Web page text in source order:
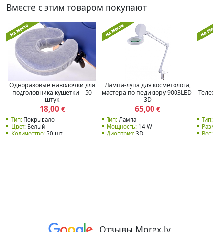
Вместе с этим товаром покупают
Одноразовые наволочки для
подголовника кушетки – 50
штук
18,00€
Тип:Покрывало
Цвет:Белый
Количество:50 шт.
Лампа-лупа для косметолога,
мастера по педикюру 9003LED-
3D
65,00€
Тип:Лампа
Мощность:14 W
Диоптрия:3D
Тип:
Вес:
Отзывы Morex.lv